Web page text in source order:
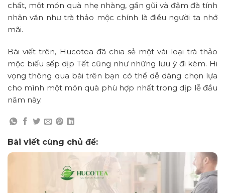
chất, một món quà nhẹ nhàng, gần gũi và đậm đà tính
nhân văn như trà thảo mộc chính là điều người ta nhớ
mãi.
Bài viết trên, Hucotea đã chia sẻ một vài loại trà thảo
mộc biếu sếp dịp Tết cũng như những lưu ý đi kèm. Hi
vọng thông qua bài trên bạn có thể dễ dàng chọn lựa
cho mình một món quà phù hợp nhất trong dịp lễ đầu
năm này.
Bài viết cùng chủ đề: